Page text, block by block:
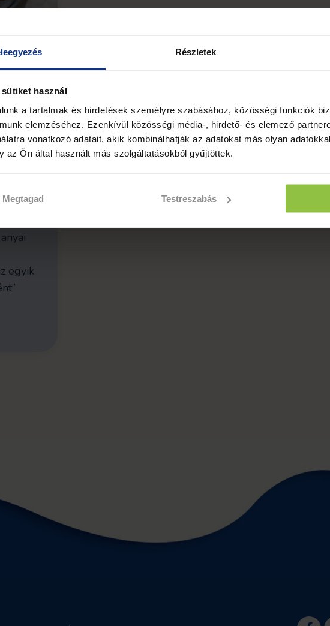
Részletek
használ
a tartalmak és hirdetések személyre szabásához, közösségi funkciók
elemzéséhez. Ezenkívül közösségi média-, hirdető- és elemező
vonatkozó adatait, akik kombinálhatják az adatokat más olyan
az Ön által használt más szolgáltatásokból gyűjtöttek.
Megtagad Testreszabás
az
írjuk le,
egyik